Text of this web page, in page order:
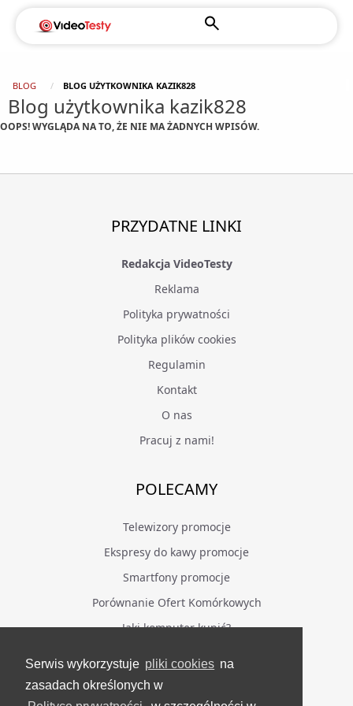
Serwis wykorzystuje pliki cookies na
zasadach określonych w
BLOG BLOG UŻYTKOWNIKA KAZIK828
Blog użytkownika kazik828
OOPS! WYGLĄDA NA TO, ŻE NIE MA ŻADNYCH WPISÓW.
PRZYDATNE LINKI
Redakcja VideoTesty
Reklama
Polityka prywatności
Polityka plików cookies
Regulamin
Kontakt
O nas
Pracuj z nami!
POLECAMY
Telewizory promocje
Ekspresy do kawy promocje
Smartfony promocje
Porównanie Ofert Komórkowych
Jaki komputer kupić?
BĄDŹ NA BIEŻĄCO